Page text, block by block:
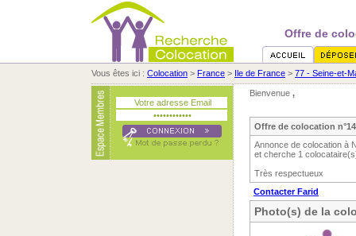
Offre de
Vous êtes ici : Colocation > France > Ile de France > 77 - Seine-et-
Bienvenue ,
Offre de colocation
Annonce de colocation à
et cherche 1
Très respectueux
Contacter Farid
Photo(s) de la